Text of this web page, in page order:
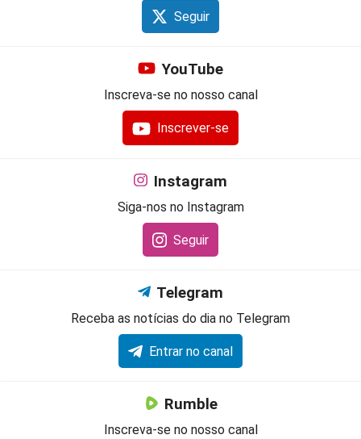
Seguir
YouTube
Inscreva-se no nosso canal
Inscrever-se
Instagram
Siga-nos no Instagram
Seguir
Telegram
Receba as notícias do dia no Telegram
Entrar no canal
Rumble
Inscreva-se no nosso canal